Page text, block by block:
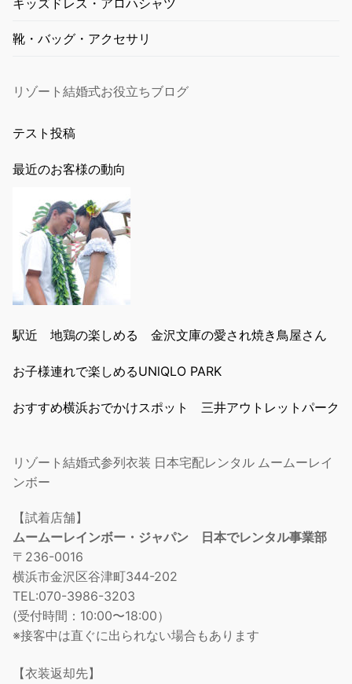
靴・バッグ・アクセサリ
リゾート結婚式お役立ちブログ
テスト投稿
最近のお客様の動向
駅近 地鶏の楽しめる 金沢文庫の愛され焼き鳥屋さん
お子様連れで楽しめるUNlQLO PARK
おすすめ横浜おでかけスポット 三井アウトレットパーク
リゾート結婚式参列衣装 日本宅配レンタル ムームーレイ
ンボー
【試着店舗】
ムームーレインボー・ジャパン 日本でレンタル事業部
〒236-0016
横浜市金沢区谷津町344-202
TEL:070-3986-3203
(受付時間：10:00〜18:00）
※接客中は直ぐに出られない場合もあります
【衣装返却先】